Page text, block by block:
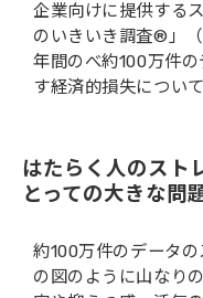
導入事例
会社概要
企業向けに提供する
のいきいき調査®」
年間のべ約100万件
す経済的損失につい
はたらく人のスト
とっての大きな問
約100万件のデータ
の図のように山なり